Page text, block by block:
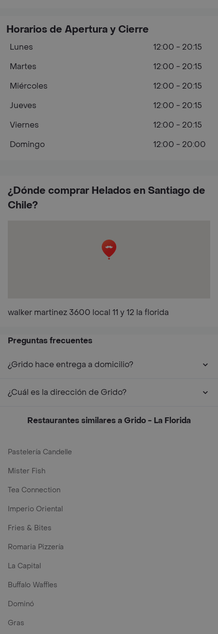
¿Dónde comprar Helados en Santiago de
Chile?
walker martinez 3600 local 11 y 12 la florida
Horarios de Apertura y Cierre
Lunes
12:00 - 20:15
Martes
12:00 - 20:15
Miércoles
12:00 - 20:15
Jueves
12:00 - 20:15
Viernes
12:00 - 20:15
Domingo
12:00 - 20:00
Preguntas frecuentes
¿Grido hace entrega a domicilio?
¿Cuál es la dirección de Grido?
Restaurantes similares a Grido - La Florida
Pastelería Candelle
Mister Fish
Tea Connection
Imperio Oriental
Fries & Bites
Romaria Pizzería
La Capital
Buffalo Waffles
Dominó
Gras